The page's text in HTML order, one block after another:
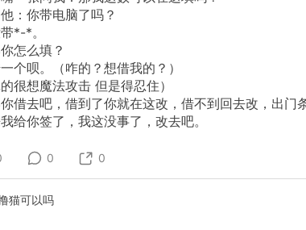
：你带电脑了吗？
*-*。
你怎么填？
一个呗。（咋的？想借我的？）
的很想魔法攻击 但是得忍住）
你借去吧，借到了你就在这改，借不到回去改，出门
给你签了，我这没事了，改去吧。
0 0
猫可以吗